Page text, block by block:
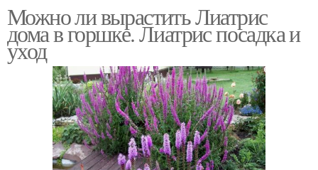
Можно ли вырастить Лиатрис
дома в горшке. Лиатрис посадка и
уход